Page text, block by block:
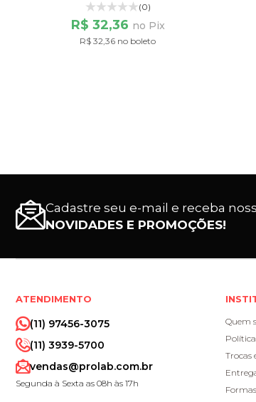
(0)
R$ 32,36 no Pix
R$ 32,36 no boleto
Cadastre seu e-mail e receba
NOVIDADES E PROMOÇÕES!
ATENDIMENTO
(11) 97456-3075
(11) 3939-5700
vendas@prolab.com.br
Segunda à Sexta as 08h às 17h
Quem
Trocas